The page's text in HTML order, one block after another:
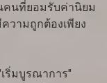
คนที่ยอมรับค่านิยม
วามถูกต้องเพียง
เริ่มบูรณาการ"